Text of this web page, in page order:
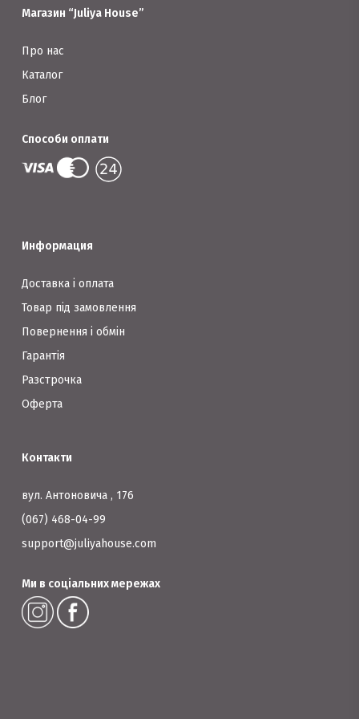
Магазин “Juliya House”
Про нас
Каталог
Блог
Способи оплати
Информация
Доставка і оплата
Товар під замовлення
Повернення і обмін
Гарантія
Разстрочка
Оферта
Контакти
вул. Антоновича , 176
(067) 468-04-99
support@juliyahouse.com
Ми в соціальних мережах